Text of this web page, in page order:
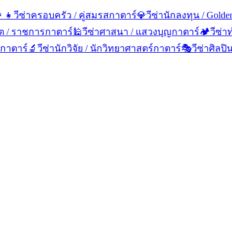
วีซ่าครอบครัว / คู่สมรสกาตาร์💎วีซ่านักลงทุน /
/ ราชการกาตาร์ 🕌วีซ่าศาสนา / แสวงบุญกาตาร์🏕️วีซ่า
กาตาร์ 🔬 วีซ่านักวิจัย / นักวิทยาศาสตร์กาตาร์🎭วีซ่าศิลปิ